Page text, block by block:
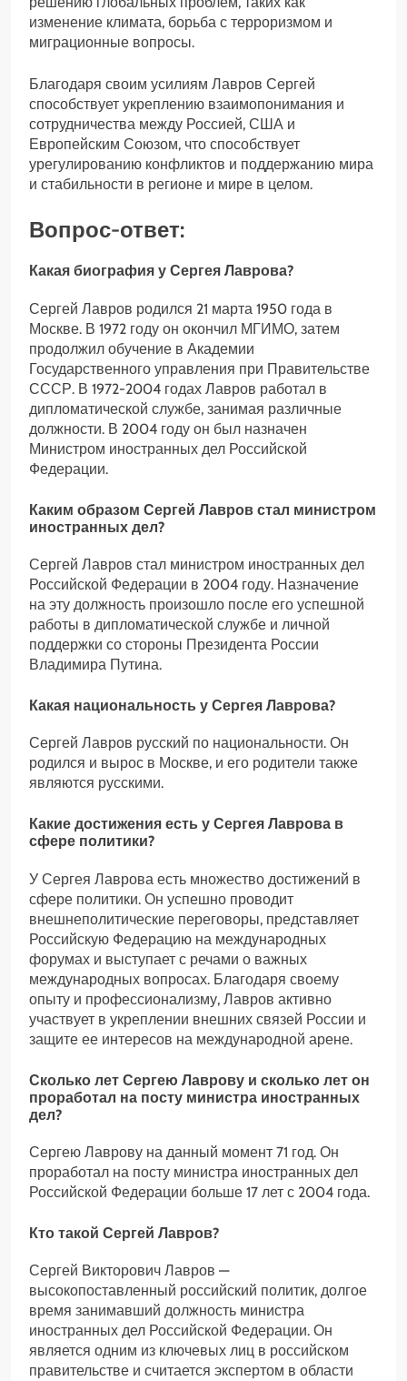
изменение климата, борьба с терроризмом и
миграционные вопросы.
Благодаря своим усилиям Лавров Сергей
способствует укреплению взаимопонимания и
сотрудничества между Россией, США и
Европейским Союзом, что способствует
урегулированию конфликтов и поддержанию мира
и стабильности в регионе и мире в целом.
Вопрос-ответ:
Какая биография у Сергея Лаврова?
Сергей Лавров родился 21 марта 1950 года в
Москве. В 1972 году он окончил МГИМО, затем
продолжил обучение в Академии
Государственного управления при Правительстве
СССР. В 1972-2004 годах Лавров работал в
дипломатической службе, занимая различные
должности. В 2004 году он был назначен
Министром иностранных дел Российской
Федерации.
Каким образом Сергей Лавров стал министром
иностранных дел?
Сергей Лавров стал министром иностранных дел
Российской Федерации в 2004 году. Назначение
на эту должность произошло после его успешной
работы в дипломатической службе и личной
поддержки со стороны Президента России
Владимира Путина.
Какая национальность у Сергея Лаврова?
Сергей Лавров русский по национальности. Он
родился и вырос в Москве, и его родители также
являются русскими.
Какие достижения есть у Сергея Лаврова в
сфере политики?
У Сергея Лаврова есть множество достижений в
сфере политики. Он успешно проводит
внешнеполитические переговоры, представляет
Российскую Федерацию на международных
форумах и выступает с речами о важных
международных вопросах. Благодаря своему
опыту и профессионализму, Лавров активно
участвует в укреплении внешних связей России и
защите ее интересов на международной арене.
Сколько лет Сергею Лаврову и сколько лет он
проработал на посту министра иностранных
дел?
Сергею Лаврову на данный момент 71 год. Он
проработал на посту министра иностранных дел
Российской Федерации больше 17 лет с 2004 года.
Кто такой Сергей Лавров?
Сергей Викторович Лавров —
высокопоставленный российский политик, долгое
время занимавший должность министра
иностранных дел Российской Федерации. Он
является одним из ключевых лиц в российском
правительстве и считается экспертом в области